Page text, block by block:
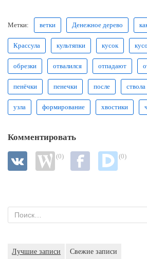
Метки: ветки Денежное дерево
Крассула культяпки кусок
обрезки отвалился отпадают
пенёчки пенечки после ствола
узла формирование хвостики
Комментировать
(0) (0)
Лучшие записи Свежие записи